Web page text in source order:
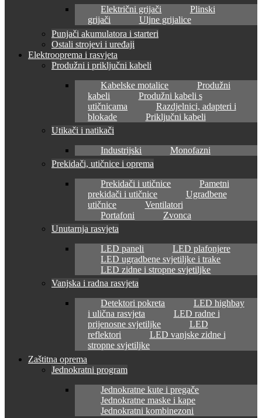
Električni grijači
Plinski
grijači
Uljne grijalice
Punjači akumulatora i starteri
Ostali strojevi i uređaji
Elektrooprema i rasvjeta
Produžni i priključni kabeli
Kabelske motalice
Produžni
kabeli
Produžni kabeli s
utičnicama
Razdjelnici, adapteri i
blokade
Priključni kabeli
Utikači i natikači
Industrijski
Monofazni
Prekidači, utičnice i oprema
Prekidači i utičnice
Pametni
prekidači i utičnice
Ugradbene
utičnice
Ventilatori
Portafoni
Zvonca
Unutarnja rasvjeta
LED paneli
LED plafonjere
LED ugradbene svjetiljke i trake
LED zidne i stropne svjetiljke
Vanjska i radna rasvjeta
Detektori pokreta
LED highbay
i ulična rasvjeta
LED radne i
prijenosne svjetiljke
LED
reflektori
LED vanjske zidne i
stropne svjetiljke
Zaštitna oprema
Jednokratni program
Jednokratne kute i pregače
Jednokratne maske i kape
Jednokratni kombinezoni